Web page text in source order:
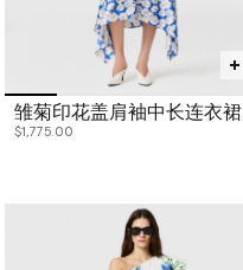
雏菊印花盖肩袖中长连衣裙
$1,775.00